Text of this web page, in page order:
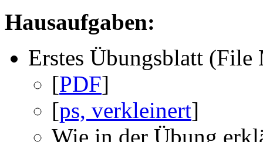
Hausaufgaben:
Erstes Übungsblatt (File
[PDF]
[ps, verkleinert]
Wie in der Übung